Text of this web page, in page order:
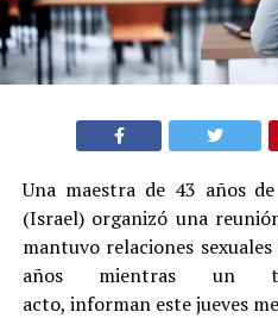
Una maestra de 43 años
(Israel) organizó una
mantuvo relaciones
años mientras un
acto, informan este jueves